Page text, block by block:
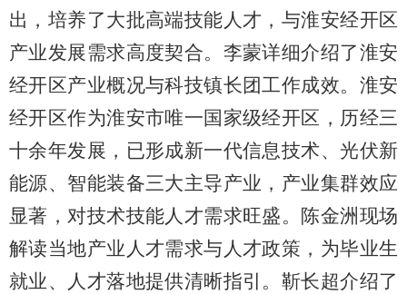
出，培养了大批高端技能人才，与淮安经开区
产业发展需求高度契合。李蒙详细介绍了淮安
经开区产业概况与科技镇长团工作成效。淮安
经开区作为淮安市唯一国家级经开区，历经三
十余年发展，已形成新一代信息技术、光伏新
能源、智能装备三大主导产业，产业集群效应
显著，对技术技能人才需求旺盛。陈金洲现场
解读当地产业人才需求与人才政策，为毕业生
就业、人才落地提供清晰指引。靳长超介绍了